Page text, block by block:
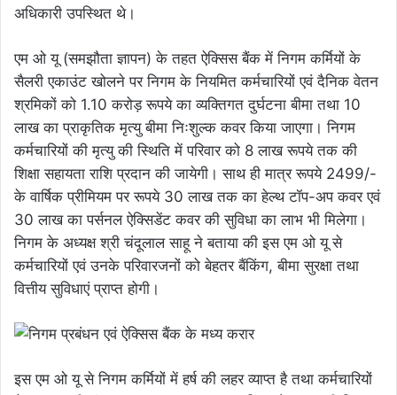
अधिकारी उपस्थित थे।
एम ओ यू (समझौता ज्ञापन) के तहत ऐक्सिस बैंक में निगम कर्मियों के
सैलरी एकाउंट खोलने पर निगम के नियमित कर्मचारियों एवं दैनिक वेतन
श्रमिकों को 1.10 करोड़ रूपये का व्यक्तिगत दुर्घटना बीमा तथा 10
लाख का प्राकृतिक मृत्यु बीमा निःशुल्क कवर किया जाएगा। निगम
कर्मचारियों की मृत्यु की स्थिति में परिवार को 8 लाख रूपये तक की
शिक्षा सहायता राशि प्रदान की जायेगी। साथ ही मात्र रूपये 2499/-
के वार्षिक प्रीमियम पर रूपये 30 लाख तक का हेल्थ टॉप-अप कवर एवं
30 लाख का पर्सनल ऐक्सिडेंट कवर की सुविधा का लाभ भी मिलेगा।
निगम के अध्यक्ष श्री चंदूलाल साहू ने बताया की इस एम ओ यू से
कर्मचारियों एवं उनके परिवारजनों को बेहतर बैंकिंग, बीमा सुरक्षा तथा
वित्तीय सुविधाएं प्राप्त होगी।
इस एम ओ यू से निगम कर्मियों में हर्ष की लहर व्याप्त है तथा कर्मचारियों